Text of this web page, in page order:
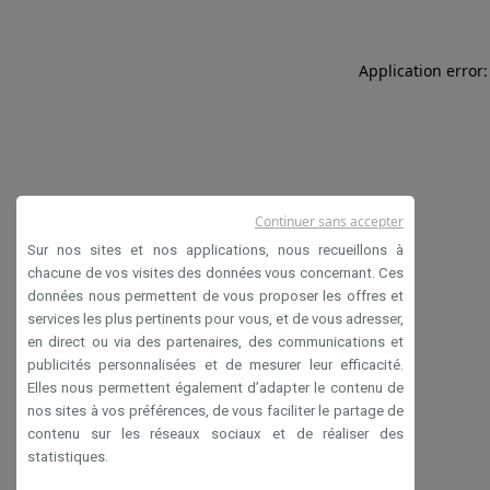
Application
Sur nos sites et nos applications, nous recueillons à
chacune de vos visites des données vous concernant. Ces
données nous permettent de vous proposer les offres et
services les plus pertinents pour vous, et de vous adresser,
en direct ou via des partenaires, des communications et
publicités personnalisées et de mesurer leur efficacité.
Elles nous permettent également d’adapter le contenu de
nos sites à vos préférences, de vous faciliter le partage de
contenu sur les réseaux sociaux et de réaliser des
statistiques.
Continuer sans accepter